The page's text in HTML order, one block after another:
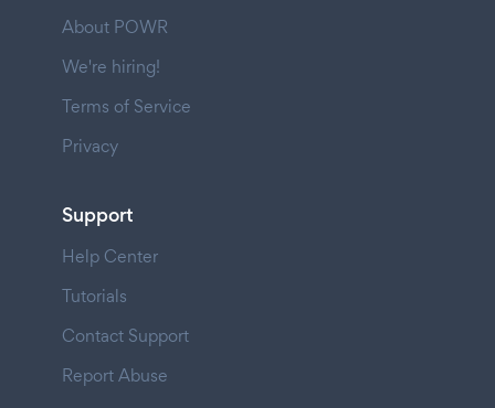
About POWR
We're hiring!
Terms of Service
Privacy
Support
Help Center
Tutorials
Contact Support
Report Abuse